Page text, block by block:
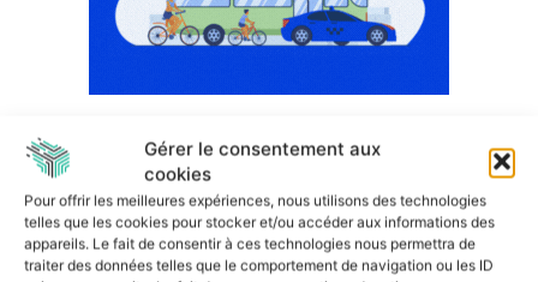
Gérer le consentement aux
cookies
Pour offrir les meilleures expériences, nous utilisons des technologies
telles que les cookies pour stocker et/ou accéder aux informations des
appareils. Le fait de consentir à ces technologies nous permettra de
traiter des données telles que le comportement de navigation ou les ID
Dans la même catégorie
Former autrement à la